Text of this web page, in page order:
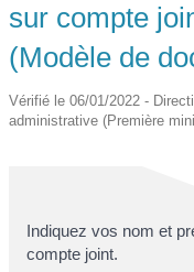
sur compte
(Modèle de
Vérifié le 06/01/2022 -
administrative (Première
Indiquez vos nom et
compte joint.